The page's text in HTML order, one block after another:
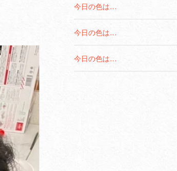
今日の色は…
今日の色は…
今日の色は…